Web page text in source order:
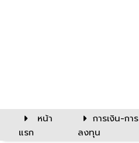
หน้า
แรก
การเงิน-การ
ลงทุน